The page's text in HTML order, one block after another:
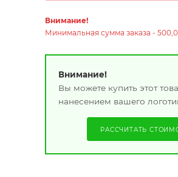
Внимание!
Минимальная сумма заказа -
Внимание!
Вы можете купить этот
нанесением вашего
РАССЧИТАТЬ